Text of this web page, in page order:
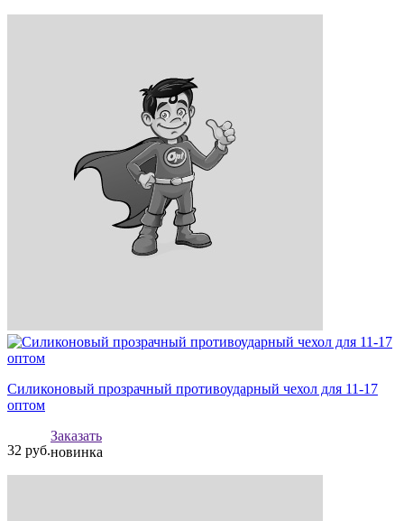
Силиконовый прозрачный противоударный чехол для 11-17
оптом
32 руб.
Заказать
новинка